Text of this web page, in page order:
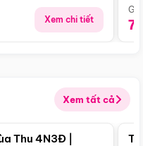
Xem chi tiết
Xem tất cả
Điểm nổi bật
Thu 4N3Đ |